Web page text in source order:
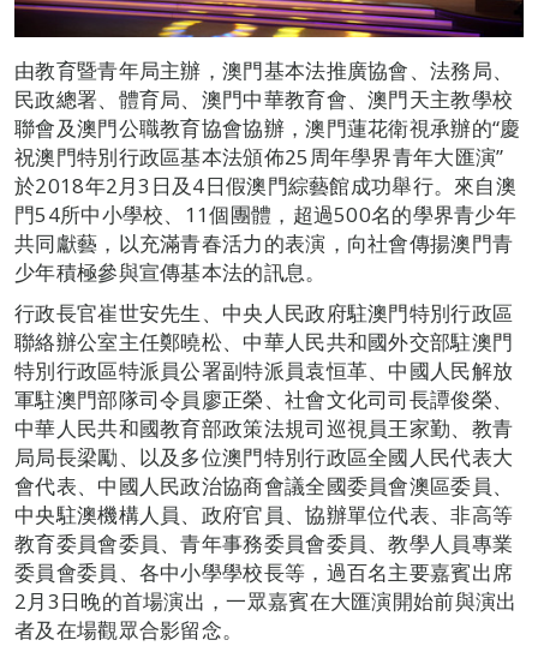
由教育暨青年局主辦，澳門基本法推廣協會、法務局、
民政總署、體育局、澳門中華教育會、澳門天主教學校
聯會及澳門公職教育協會協辦，澳門蓮花衛視承辦的“慶
祝澳門特別行政區基本法頒佈25周年學界青年大匯演”
於2018年2月3日及4日假澳門綜藝館成功舉行。來自澳
門54所中小學校、11個團體，超過500名的學界青少年
共同獻藝，以充滿青春活力的表演，向社會傳揚澳門青
少年積極參與宣傳基本法的訊息。
行政長官崔世安先生、中央人民政府駐澳門特別行政區
聯絡辦公室主任鄭曉松、中華人民共和國外交部駐澳門
特別行政區特派員公署副特派員袁恒革、中國人民解放
軍駐澳門部隊司令員廖正榮、社會文化司司長譚俊榮、
中華人民共和國教育部政策法規司巡視員王家勤、教青
局局長梁勵、以及多位澳門特別行政區全國人民代表大
會代表、中國人民政治協商會議全國委員會澳區委員、
中央駐澳機構人員、政府官員、協辦單位代表、非高等
教育委員會委員、青年事務委員會委員、教學人員專業
委員會委員、各中小學學校長等，過百名主要嘉賓出席
2月3日晚的首場演出，一眾嘉賓在大匯演開始前與演出
者及在場觀眾合影留念。